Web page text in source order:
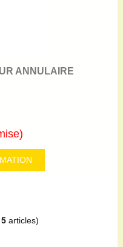
ANNULAIRE
5 articles)